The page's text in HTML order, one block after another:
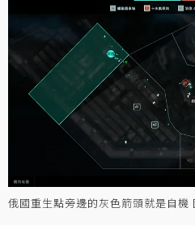
俄國重生點旁邊的灰色箭頭就是自機